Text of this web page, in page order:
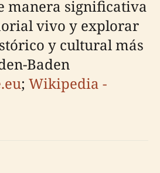
manera significativa
vivo y explorar
y cultural más
Baden
; Wikipedia -